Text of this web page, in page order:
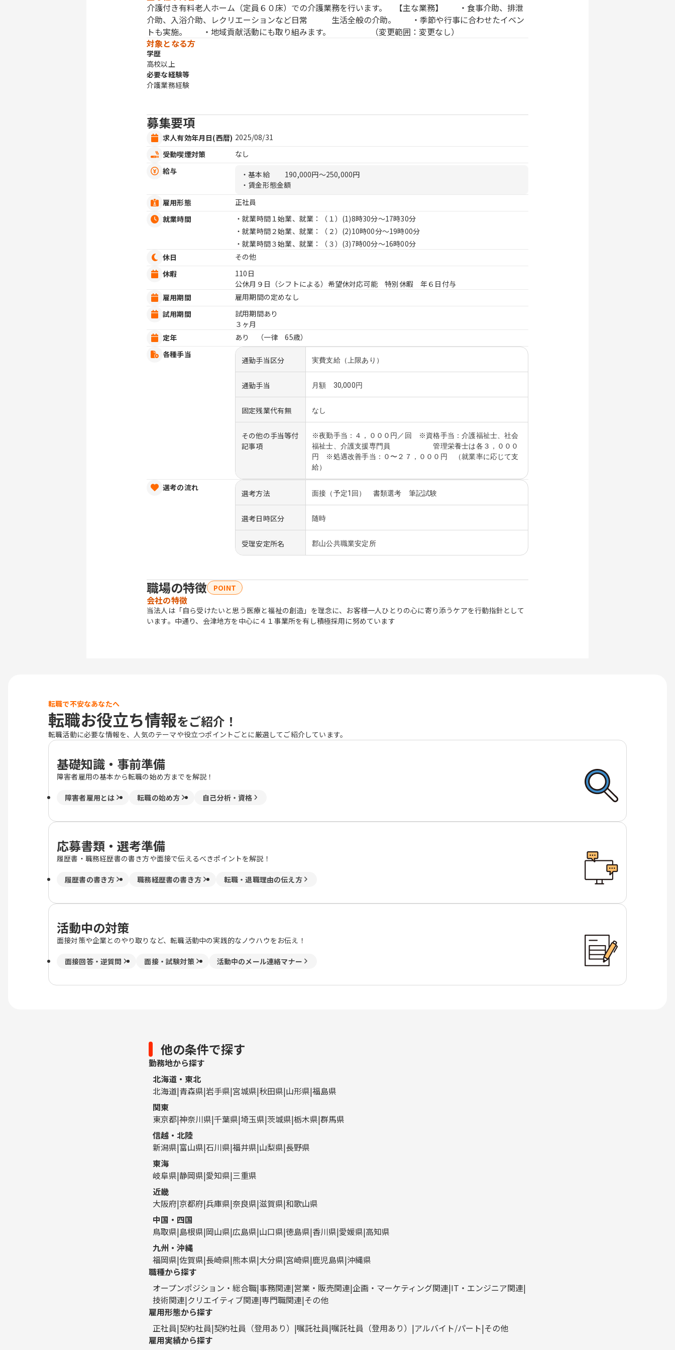
介護付き有料老人ホーム（定員６０床）での介護業務を行います。 【主な業務】 ・食事介助、排泄
介助、入浴介助、レクリエーションなど日常 生活全般の介助。 ・季節や行事に合わせたイベン
トも実施。 ・地域貢献活動にも取り組みます。 （変更範囲：変更なし）
対象となる方
学歴
高校以上
必要な経験等
介護業務経験
募集要項
求人有効年月日(西暦) 2025/08/31
受動喫煙対策
なし
給与
・基本給
190,000円〜250,000円
・賃金形態金額
雇用形態
正社員
就業時間
・就業時間１始業、就業：（１） (1)8時30分〜17時30分
・就業時間２始業、就業：（２） (2)10時00分〜19時00分
・就業時間３始業、就業：（３） (3)7時00分〜16時00分
休日
その他
休暇
110日
公休月９日（シフトによる）希望休対応可能 特別休暇 年６日付与
雇用期間
雇用期間の定めなし
試用期間
試用期間あり
３ヶ月
定年
あり （一律 65歳）
各種手当
通勤手当区分 実費支給（上限あり）
通勤手当 月額 30,000円
固定残業代有無 なし
その他の手当等付
記事項
※夜勤手当：４，０００円／回 ※資格手当：介護福祉士、社会
福祉士、介護支援専門員 管理栄養士は各３，０００
円 ※処遇改善手当：０〜２７，０００円 （就業率に応じて支
給）
選考の流れ
選考方法 面接（予定1回） 書類選考 筆記試験
選考日時区分 随時
受理安定所名 郡山公共職業安定所
職場の特徴 POINT
会社の特徴
当法人は「自ら受けたいと思う医療と福祉の創造」を理念に、お客様一人ひとりの心に寄り添うケアを行動指針として
います。中通り、会津地方を中心に４１事業所を有し積極採用に努めています
転職で不安なあなたへ
転職お役立ち情報をご紹介！
転職活動に必要な情報を、人気のテーマや役立つポイントごとに厳選してご紹介しています。
基礎知識・事前準備
障害者雇用の基本から転職の始め方までを解説！
障害者雇用とは 転職の始め方 自己分析・資格
応募書類・選考準備
履歴書・職務経歴書の書き方や面接で伝えるべきポイントを解説！
履歴書の書き方 職務経歴書の書き方 転職・退職理由の伝え方
活動中の対策
面接対策や企業とのやり取りなど、転職活動中の実践的なノウハウをお伝え！
面接回答・逆質問 面接・試験対策 活動中のメール連絡マナー
他の条件で探す
勤務地から探す
北海道・東北
北海道 青森県 岩手県 宮城県 秋田県 山形県 福島県
関東
東京都 神奈川県 千葉県 埼玉県 茨城県 栃木県 群馬県
信越・北陸
新潟県 富山県 石川県 福井県 山梨県 長野県
東海
岐阜県 静岡県 愛知県 三重県
近畿
大阪府 京都府 兵庫県 奈良県 滋賀県 和歌山県
中国・四国
鳥取県 島根県 岡山県 広島県 山口県 徳島県 香川県 愛媛県 高知県
九州・沖縄
福岡県 佐賀県 長崎県 熊本県 大分県 宮崎県 鹿児島県 沖縄県
職種から探す
オープンポジション・総合職 事務関連 営業・販売関連 企画・マーケティング関連 IT・エンジニア関連
技術関連 クリエイティブ関連 専門職関連 その他
雇用形態から探す
正社員 契約社員 契約社員（登用あり） 嘱託社員 嘱託社員（登用あり） アルバイト/パート その他
雇用実績から探す